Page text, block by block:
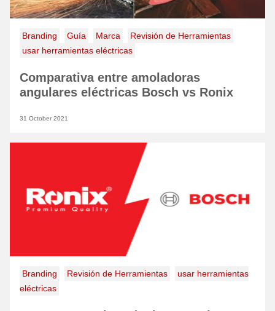
Branding Guía Marca
Revisión de Herramientas
usar herramientas eléctricas
Comparativa entre amoladoras
angulares eléctricas Bosch vs Ronix
31 October 2021
Branding Revisión de Herramientas
usar herramientas
eléctricas